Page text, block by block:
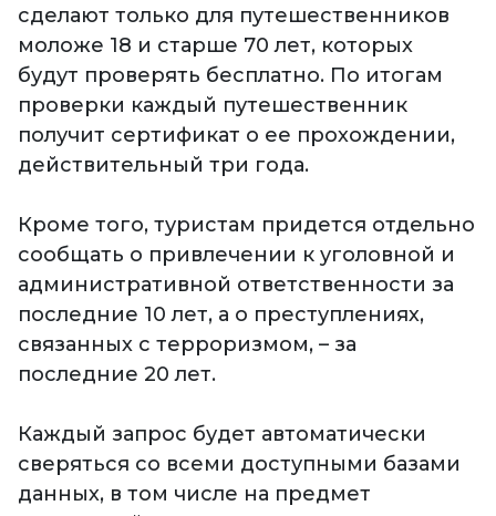
сделают только для путешественников
моложе 18 и старше 70 лет, которых
будут проверять бесплатно. По итогам
проверки каждый путешественник
получит сертификат о ее прохождении,
действительный три года.
Кроме того, туристам придется отдельно
сообщать о привлечении к уголовной и
административной ответственности за
последние 10 лет, а о преступлениях,
связанных с терроризмом, – за
последние 20 лет.
Каждый запрос будет автоматически
сверяться со всеми доступными базами
данных, в том числе на предмет